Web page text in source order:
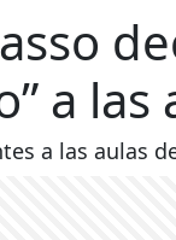
a las
a las aulas